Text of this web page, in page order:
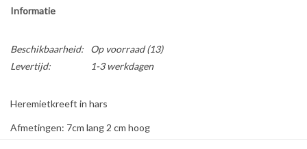
Informatie
Beschikbaarheid: Op voorraad(13)
Levertijd:
1-3 werkdagen
Heremietkreeft in hars
Afmetingen: 7cm lang 2 cm hoog